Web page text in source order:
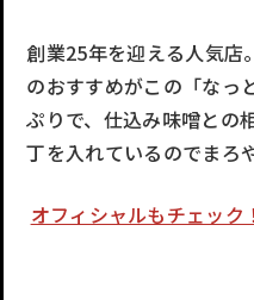
創業25年を迎える人気店
のおすすめがこの「なっ
ぷりで、仕込み味噌との
丁を入れているのでまろ
オフィシャルもチェッ